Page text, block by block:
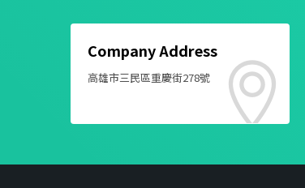
Company Address
高雄市三民區重慶街278號